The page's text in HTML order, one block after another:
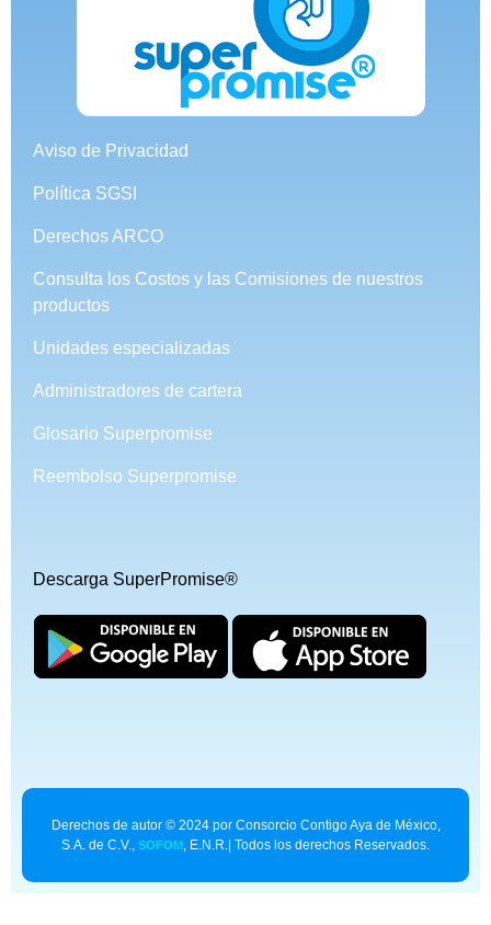
Aviso de Privacidad
Política SGSI
Derechos ARCO
Consulta los Costos y las Comisiones de nuestros
productos
Unidades especializadas
Administradores de cartera
Glosario Superpromise
Reembolso Superpromise
Descarga SuperPromise®
Derechos de autor © 2024 por Consorcio Contigo Aya de México,
S.A. de C.V., SOFOM , E.N.R.| Todos los derechos Reservados.